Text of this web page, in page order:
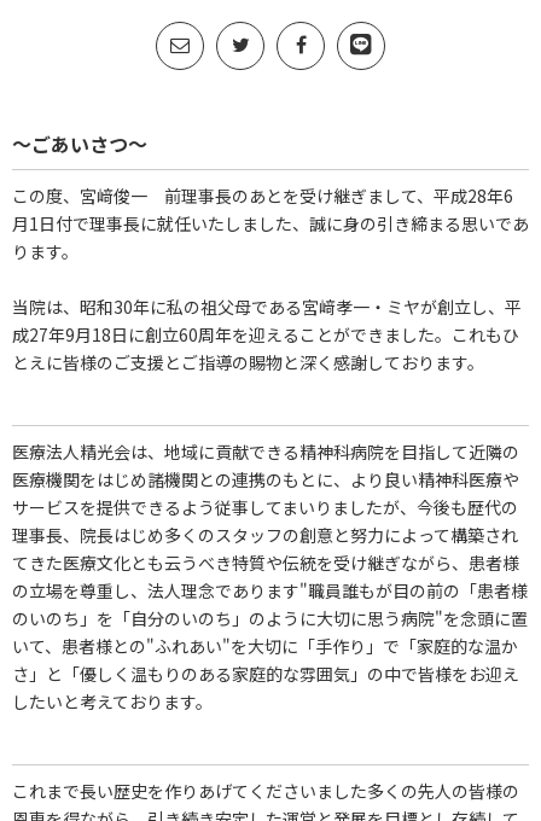
～ごあいさつ～
この度、宮﨑俊一 前理事長のあとを受け継ぎまして、平成28年6
月1日付で理事長に就任いたしました、誠に身の引き締まる思いであ
ります。
当院は、昭和30年に私の祖父母である宮﨑孝一・ミヤが創立し、平
成27年9月18日に創立60周年を迎えることができました。これもひ
とえに皆様のご支援とご指導の賜物と深く感謝しております。
医療法人精光会は、地域に貢献できる精神科病院を目指して近隣の
医療機関をはじめ諸機関との連携のもとに、より良い精神科医療や
サービスを提供できるよう従事してまいりましたが、今後も歴代の
理事長、院長はじめ多くのスタッフの創意と努力によって構築され
てきた医療文化とも云うべき特質や伝統を受け継ぎながら、患者様
の立場を尊重し、法人理念であります"職員誰もが目の前の「患者様
のいのち」を「自分のいのち」のように大切に思う病院"を念頭に置
いて、患者様との"ふれあい"を大切に「手作り」で「家庭的な温か
さ」と「優しく温もりのある家庭的な雰囲気」の中で皆様をお迎え
したいと考えております。
これまで長い歴史を作りあげてくださいました多くの先人の皆様の